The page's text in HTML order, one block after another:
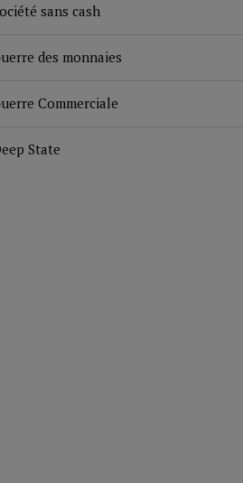
sans cash
des monnaies
Commerciale
State